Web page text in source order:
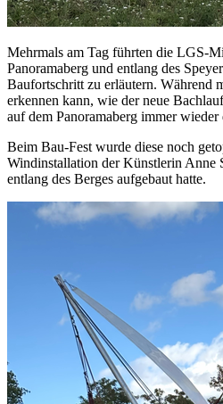
Mehrmals am Tag führten die LGS-
Panoramaberg und entlang des
Baufortschritt zu erläutern. Während
erkennen kann, wie der neue
auf dem Panoramaberg immer
Beim Bau-Fest wurde diese noch
Windinstallation der Künstlerin Anne
entlang des Berges aufgebaut hatte.